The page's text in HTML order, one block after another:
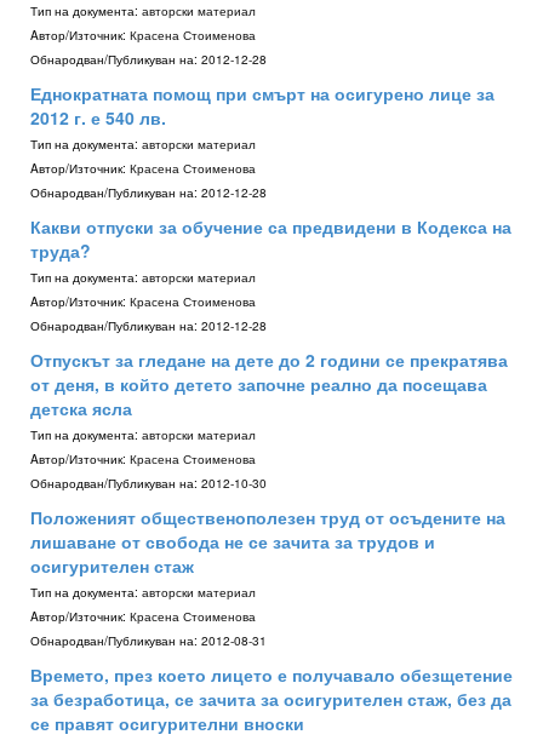
Тип на документа: авторски материал
Aвтор/Източник: Красена Стоименова
Обнародван/Публикуван на: 2012-12-28
Еднократната помощ при смърт на осигурено лице за
2012 г. е 540 лв.
Тип на документа: авторски материал
Aвтор/Източник: Красена Стоименова
Обнародван/Публикуван на: 2012-12-28
Какви отпуски за обучение са предвидени в Кодекса на
труда?
Тип на документа: авторски материал
Aвтор/Източник: Красена Стоименова
Обнародван/Публикуван на: 2012-12-28
Отпускът за гледане на дете до 2 години се прекратява
от деня, в който детето започне реално да посещава
детска ясла
Тип на документа: авторски материал
Aвтор/Източник: Красена Стоименова
Обнародван/Публикуван на: 2012-10-30
Положеният общественополезен труд от осъдените на
лишаване от свобода не се зачита за трудов и
осигурителен стаж
Тип на документа: авторски материал
Aвтор/Източник: Красена Стоименова
Обнародван/Публикуван на: 2012-08-31
Времето, през което лицето е получавало обезщетение
за безработица, се зачита за осигурителен стаж, без да
се правят осигурителни вноски